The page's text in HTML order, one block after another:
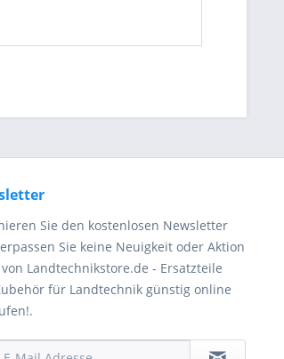
Sie den kostenlosen Newsletter
Sie keine Neuigkeit oder Aktion
Landtechnikstore.de - Ersatzteile
für Landtechnik günstig online